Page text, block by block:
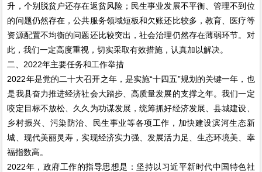
升，个别脱贫户还存在返贫风险；民生事业发展不平衡、管理不到位
的问题仍然存在，公共服务领域短板和欠账还比较多，教育、医疗等
资源配置不均衡的问题还比较突出，社会治理仍然存在薄弱环节。对
此，我们一定高度重视，切实采取有效措施，认真加以解决。
二、2022年主要任务和工作举措
2022年是党的二十大召开之年，是实施“十四五”规划的关键一年，也
是我县奋力推进经济社会大踏步、高质量发展的支撑之年。我们一定
咬定目标不放松、久久为功谋发展，统筹抓好经济发展、县城建设、
乡村振兴、污染防治、民生事业等各项工作，加快建设滨河生态新
城、现代美丽灵寿，实现经济实力强、发展活力足、生态环境美、幸
福指数高。
2022年，政府工作的指导思想是：坚持以习近平新时代中国特色社